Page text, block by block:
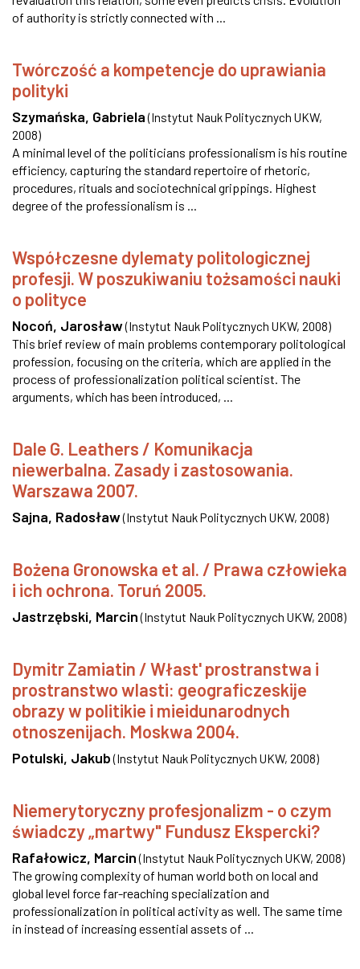
of authority is strictly connected with ...
Twórczość a kompetencje do uprawiania
polityki
Szymańska, Gabriela (Instytut Nauk Politycznych UKW,
2008)
A minimal level of the politicians professionalism is his routine
efficiency, capturing the standard repertoire of rhetoric,
procedures, rituals and sociotechnical grippings. Highest
degree of the professionalism is ...
Współczesne dylematy politologicznej
profesji. W poszukiwaniu tożsamości nauki
o polityce
Nocoń, Jarosław(Instytut Nauk Politycznych UKW, 2008)
This brief review of main problems contemporary politological
profession, focusing on the criteria, which are applied in the
process of professionalization political scientist. The
arguments, which has been introduced, ...
Dale G. Leathers / Komunikacja
niewerbalna. Zasady i zastosowania.
Warszawa 2007.
Sajna, Radosław(Instytut Nauk Politycznych UKW, 2008)
Bożena Gronowska et al. / Prawa człowieka
i ich ochrona. Toruń 2005.
Jastrzębski, Marcin (Instytut Nauk Politycznych UKW, 2008)
Dymitr Zamiatin / Włast' prostranstwa i
prostranstwo wlasti: geograficzeskije
obrazy w politikie i mieidunarodnych
otnoszenijach. Moskwa 2004.
Potulski, Jakub (Instytut Nauk Politycznych UKW, 2008)
Niemerytoryczny profesjonalizm - o czym
świadczy „martwy" Fundusz Ekspercki?
Rafałowicz, Marcin (Instytut Nauk Politycznych UKW, 2008)
The growing complexity of human world both on local and
global level force far-reaching specialization and
professionalization in political activity as well. The same time
in instead of increasing essential assets of ...